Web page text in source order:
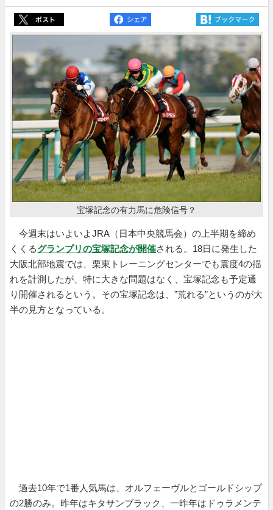
宝塚記念の有力馬に危険信号？
今週末はいよいよJRA（日本中央競馬会）の上半期を締め
くくるグランプリの宝塚記念が開催される。18日に発生した
大阪北部地震では、栗東トレーニングセンターでも震度4の揺
れを計測したが、特に大きな問題はなく、宝塚記念も予定通
り開催されるという。その宝塚記念は、”荒れる”というのが大
半の見方となっている。
過去10年で1番人気馬は、オルフェーヴルとゴールドシップ
の2勝のみ。昨年はキタサンブラック、一昨年はドゥラメンテ